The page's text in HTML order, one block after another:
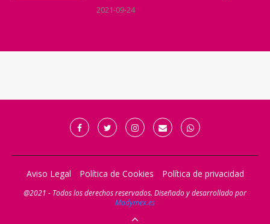
2021-09-24
Aviso Legal Política de Cookies Política de privacidad
@2021 - Todos los derechos reservados. Diseñado y desarrollado por
Madymex.es